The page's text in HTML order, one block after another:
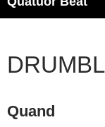
Quand